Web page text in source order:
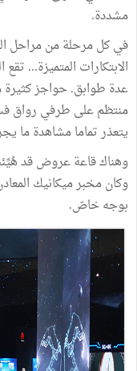
مشددة.
في كل مرحلة من مراحل
الابتكارات المتميزة...
عدة طوابق. حواجز كثيرة
منتظم على طرفي رواق
يتعذر تماما مشاهدة ما
وهناك قاعة عروض قد
وكان مخبر ميكانيك
بوجه خاصّ.